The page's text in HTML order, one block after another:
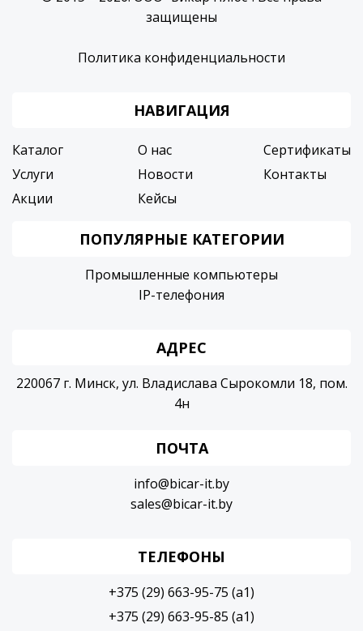
защищены
Политика конфиденциальности
НАВИГАЦИЯ
Каталог
Услуги
Акции
О нас
Новости
Кейсы
Сертификаты
Контакты
ПОПУЛЯРНЫЕ КАТЕГОРИИ
Промышленные компьютеры
IP-телефония
АДРЕС
220067 г. Минск, ул. Владислава Сырокомли 18, пом.
4н
ПОЧТА
info@bicar-it.by
sales@bicar-it.by
ТЕЛЕФОНЫ
+375 (29) 663-95-75 (a1)
+375 (29) 663-95-85 (a1)